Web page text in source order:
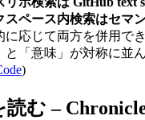
ペース内検索はセマ
に応じて両方を併用で
と「意味」が対称に並
)
読む –